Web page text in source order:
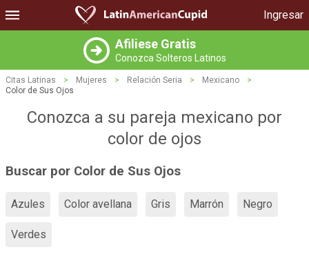
Ingresar
Afiliese Gratis
Conozca Solteros Latinos
Citas Latinas > Mujeres > Relación Seria > Mexicano
>
Color de Sus Ojos
Conozca a su pareja mexicano por
color de ojos
Buscar por Color de Sus Ojos
Azules Color avellana Gris Marrón Negro
Verdes